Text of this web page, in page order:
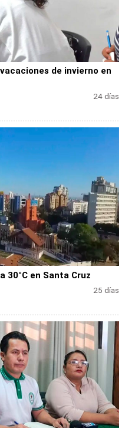
de invierno en
24 días
30°C en Santa Cruz
25 días